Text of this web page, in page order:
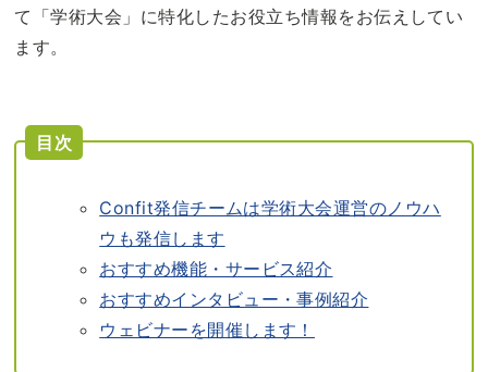
て「学術大会」に特化したお役立ち情報をお伝えしてい
ます。
目次
Confit発信チームは学術大会運営のノウハ
ウも発信します
おすすめ機能・サービス紹介
おすすめインタビュー・事例紹介
ウェビナーを開催します！